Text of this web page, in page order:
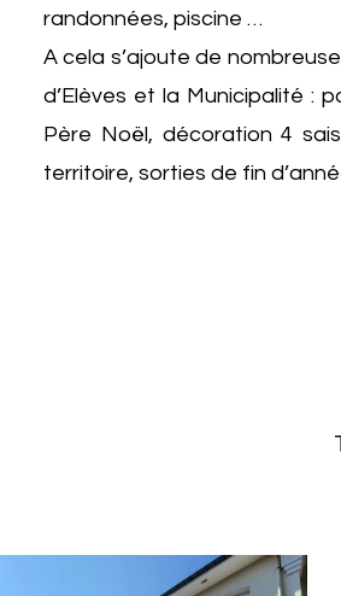
randonnées, piscine …
A cela s’ajoute de
d’Elèves et la Municipalité :
Père Noël, décoration 4
territoire, sorties de fin